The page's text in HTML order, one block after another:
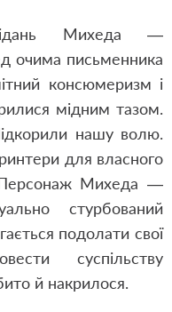
Михеда —
очима письменника
консюмеризм і
мідним тазом.
нашу волю.
для власного
Персонаж Михеда —
стурбований
подолати свої
суспільству
й накрилося.